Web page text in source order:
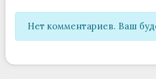
Нет комментариев. Ваш